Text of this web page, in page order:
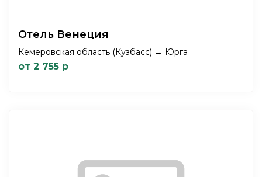
Отель Венеция
Кемеровская область (Кузбасс) → Юрга
от 2 755 р